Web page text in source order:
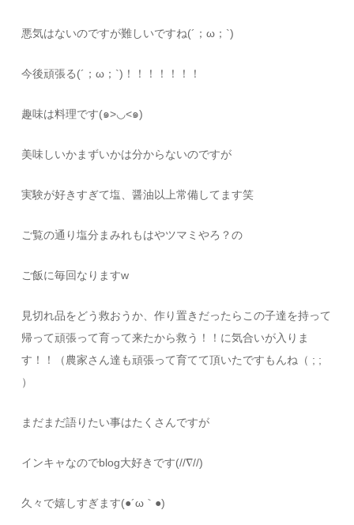
悪気はないのですが難しいですね(´；ω；`)
今後頑張る(´；ω；`)！！！！！！！
趣味は料理です(๑>◡<๑)
美味しいかまずいかは分からないのですが
実験が好きすぎて塩、醤油以上常備してます笑
ご覧の通り塩分まみれもはやツマミやろ？の
ご飯に毎回なりますw
見切れ品をどう救おうか、作り置きだったらこの子達を持って
帰って頑張って育って来たから救う！！に気合いが入りま
す！！（農家さん達も頑張って育てて頂いたですもんね（ ; ;
）
まだまだ語りたい事はたくさんですが
インキャなのでblog大好きです(//∇//)
久々で嬉しすぎます(●´ω｀●)